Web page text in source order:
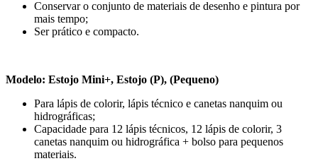
Conservar o conjunto de materiais de desenho e pintura por
mais tempo;
Ser prático e compacto.
Modelo: Estojo Mini+, Estojo (P), (Pequeno)
Para lápis de colorir, lápis técnico e canetas nanquim ou
hidrográficas;
Capacidade para 12 lápis técnicos, 12 lápis de colorir, 3
canetas nanquim ou hidrográfica + bolso para pequenos
materiais.